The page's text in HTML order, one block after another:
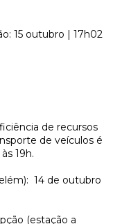
15 outubro | 17h02
de recursos
de veículos é
19h.
14 de outubro
(estação a